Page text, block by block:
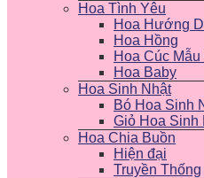
Hoa Tình Yêu
Hoa Hướng
Hoa Hồng
Hoa Cúc
Hoa Baby
Hoa Sinh Nhật
Bó Hoa Sinh
Giỏ Hoa Sinh
Hoa Chia Buồn
Hiện đại
Truyền Thống